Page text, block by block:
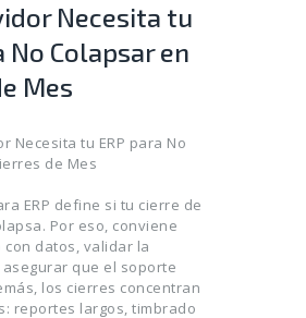
Necesita tu
No Colapsar en
Mes
ERP define si tu cierre de
Por eso, conviene
datos, validar la
que el soporte
los cierres concentran
reportes largos, timbrado